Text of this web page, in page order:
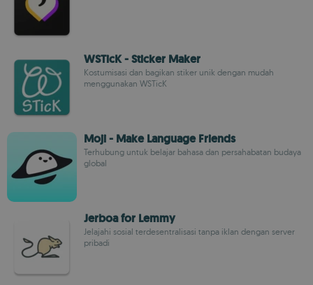
WSTicK - Sticker Maker
Kostumisasi dan bagikan stiker unik dengan mudah
menggunakan WSTicK
Moji - Make Language Friends
Terhubung untuk belajar bahasa dan persahabatan budaya
global
Jerboa for Lemmy
Jelajahi sosial terdesentralisasi tanpa iklan dengan server
pribadi